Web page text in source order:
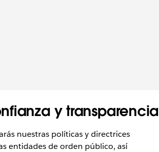
y transparencia
nuestras políticas y directrices
entidades de orden público, así